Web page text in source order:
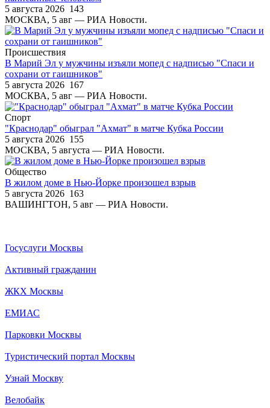
5 августа 2026 143
МОСКВА, 5 авг — РИА Новости.
Происшествия
В Марий Эл у мужчины изъяли мопед с надписью "Спаси и
сохрани от гаишников"
5 августа 2026 167
МОСКВА, 5 авг — РИА Новости.
Спорт
"Краснодар" обыграл "Ахмат" в матче Кубка России
5 августа 2026 155
МОСКВА, 5 августа — РИА Новости.
Общество
В жилом доме в Нью-Йорке произошел взрыв
5 августа 2026 163
ВАШИНГТОН, 5 авг — РИА Новости.
Госуслуги Москвы
Активный гражданин
ЖКХ Москвы
ЕМИАС
Парковки Москвы
Туристический портал Москвы
Узнай Москву
Велобайк